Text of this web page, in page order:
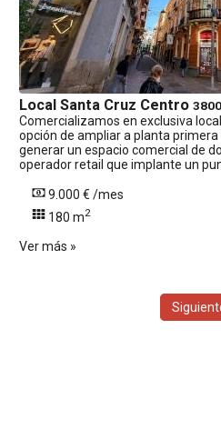
Local Santa Cruz Centro
Comercializamos en exclusiva
opción de ampliar a planta
generar un espacio comercial de
operador retail que implante un
9.000 € /mes
180 m2
Ver más »